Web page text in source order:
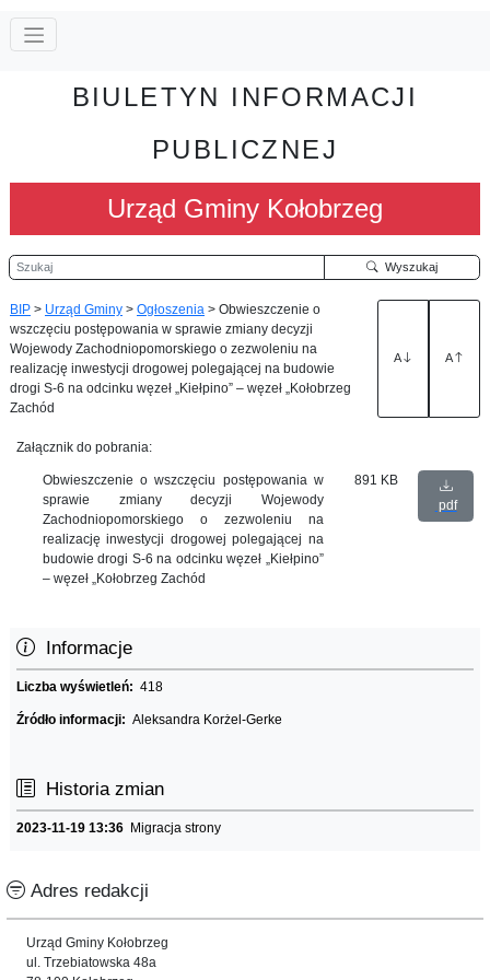
BIULETYN INFORMACJI
PUBLICZNEJ
Urząd Gminy Kołobrzeg
Szukaj Wyszukaj
BIP > Urząd Gminy > Ogłoszenia > Obwieszczenie o
wszczęciu postępowania w sprawie zmiany decyzji
Wojewody Zachodniopomorskiego o zezwoleniu na
realizację inwestycji drogowej polegającej na budowie
drogi S-6 na odcinku węzeł „Kiełpino” – węzeł „Kołobrzeg
Zachód
A A
Załącznik do pobrania:
Obwieszczenie o wszczęciu postępowania w
sprawie zmiany decyzji Wojewody
Zachodniopomorskiego o zezwoleniu na
realizację inwestycji drogowej polegającej na
budowie drogi S-6 na odcinku węzeł „Kiełpino”
– węzeł „Kołobrzeg Zachód
891 KB
pdf
Informacje
Liczba wyświetleń: 418
Źródło informacji: Aleksandra Korżel-Gerke
Historia zmian
2023-11-19 13:36 Migracja strony
Adres redakcji
Urząd Gminy Kołobrzeg
ul. Trzebiatowska 48a